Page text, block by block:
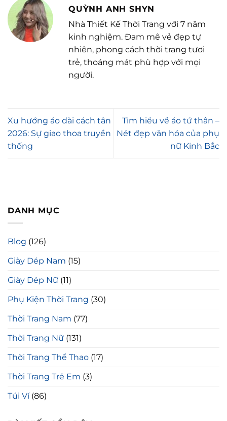
DANH MỤC
Blog (126)
Giày Dép Nam (15)
Giày Dép Nữ (11)
Phụ Kiện Thời Trang (30)
Thời Trang Nam (77)
Thời Trang Nữ (131)
Thời Trang Thể Thao (17)
Thời Trang Trẻ Em (3)
Túi Ví(86)
QUỲNH ANH SHYN
Nhà Thiết Kế Thời Trang với 7 năm
kinh nghiệm. Đam mê vẻ đẹp tự
nhiên, phong cách thời trang tươi
trẻ, thoáng mát phù hợp với mọi
người.
Xu hướng áo dài cách tân
2026: Sự giao thoa truyền
thống
Tìm hiểu về áo tứ thân –
Nét đẹp văn hóa của phụ
nữ Kinh Bắc